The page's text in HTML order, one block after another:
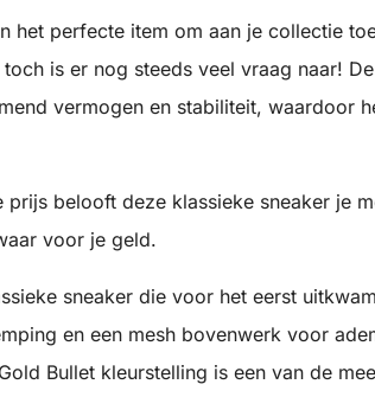
het perfecte item om aan je collectie
is er nog steeds veel vraag naar!
vermogen en stabiliteit, waardoor
belooft deze klassieke sneaker je
voor je geld.
sneaker die voor het eerst
en een mesh bovenwerk voor
Bullet kleurstelling is een van de